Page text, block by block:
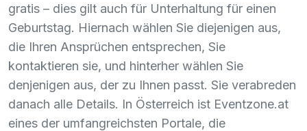
gratis – dies gilt auch für Unterhaltung für einen
Geburtstag. Hiernach wählen Sie diejenigen aus,
die Ihren Ansprüchen entsprechen, Sie
kontaktieren sie, und hinterher wählen Sie
denjenigen aus, der zu Ihnen passt. Sie verabreden
danach alle Details. In Österreich ist Eventzone.at
eines der umfangreichsten Portale, die